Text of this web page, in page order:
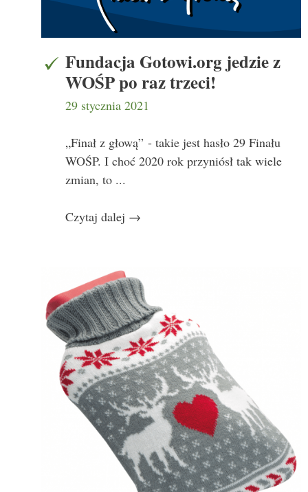
Fundacja Gotowi.org jedzie z
WOŚP po raz trzeci!
29 stycznia 2021
„Finał z głową” - takie jest hasło 29 Finału
WOŚP. I choć 2020 rok przyniósł tak wiele
zmian, to ...
Czytaj dalej →